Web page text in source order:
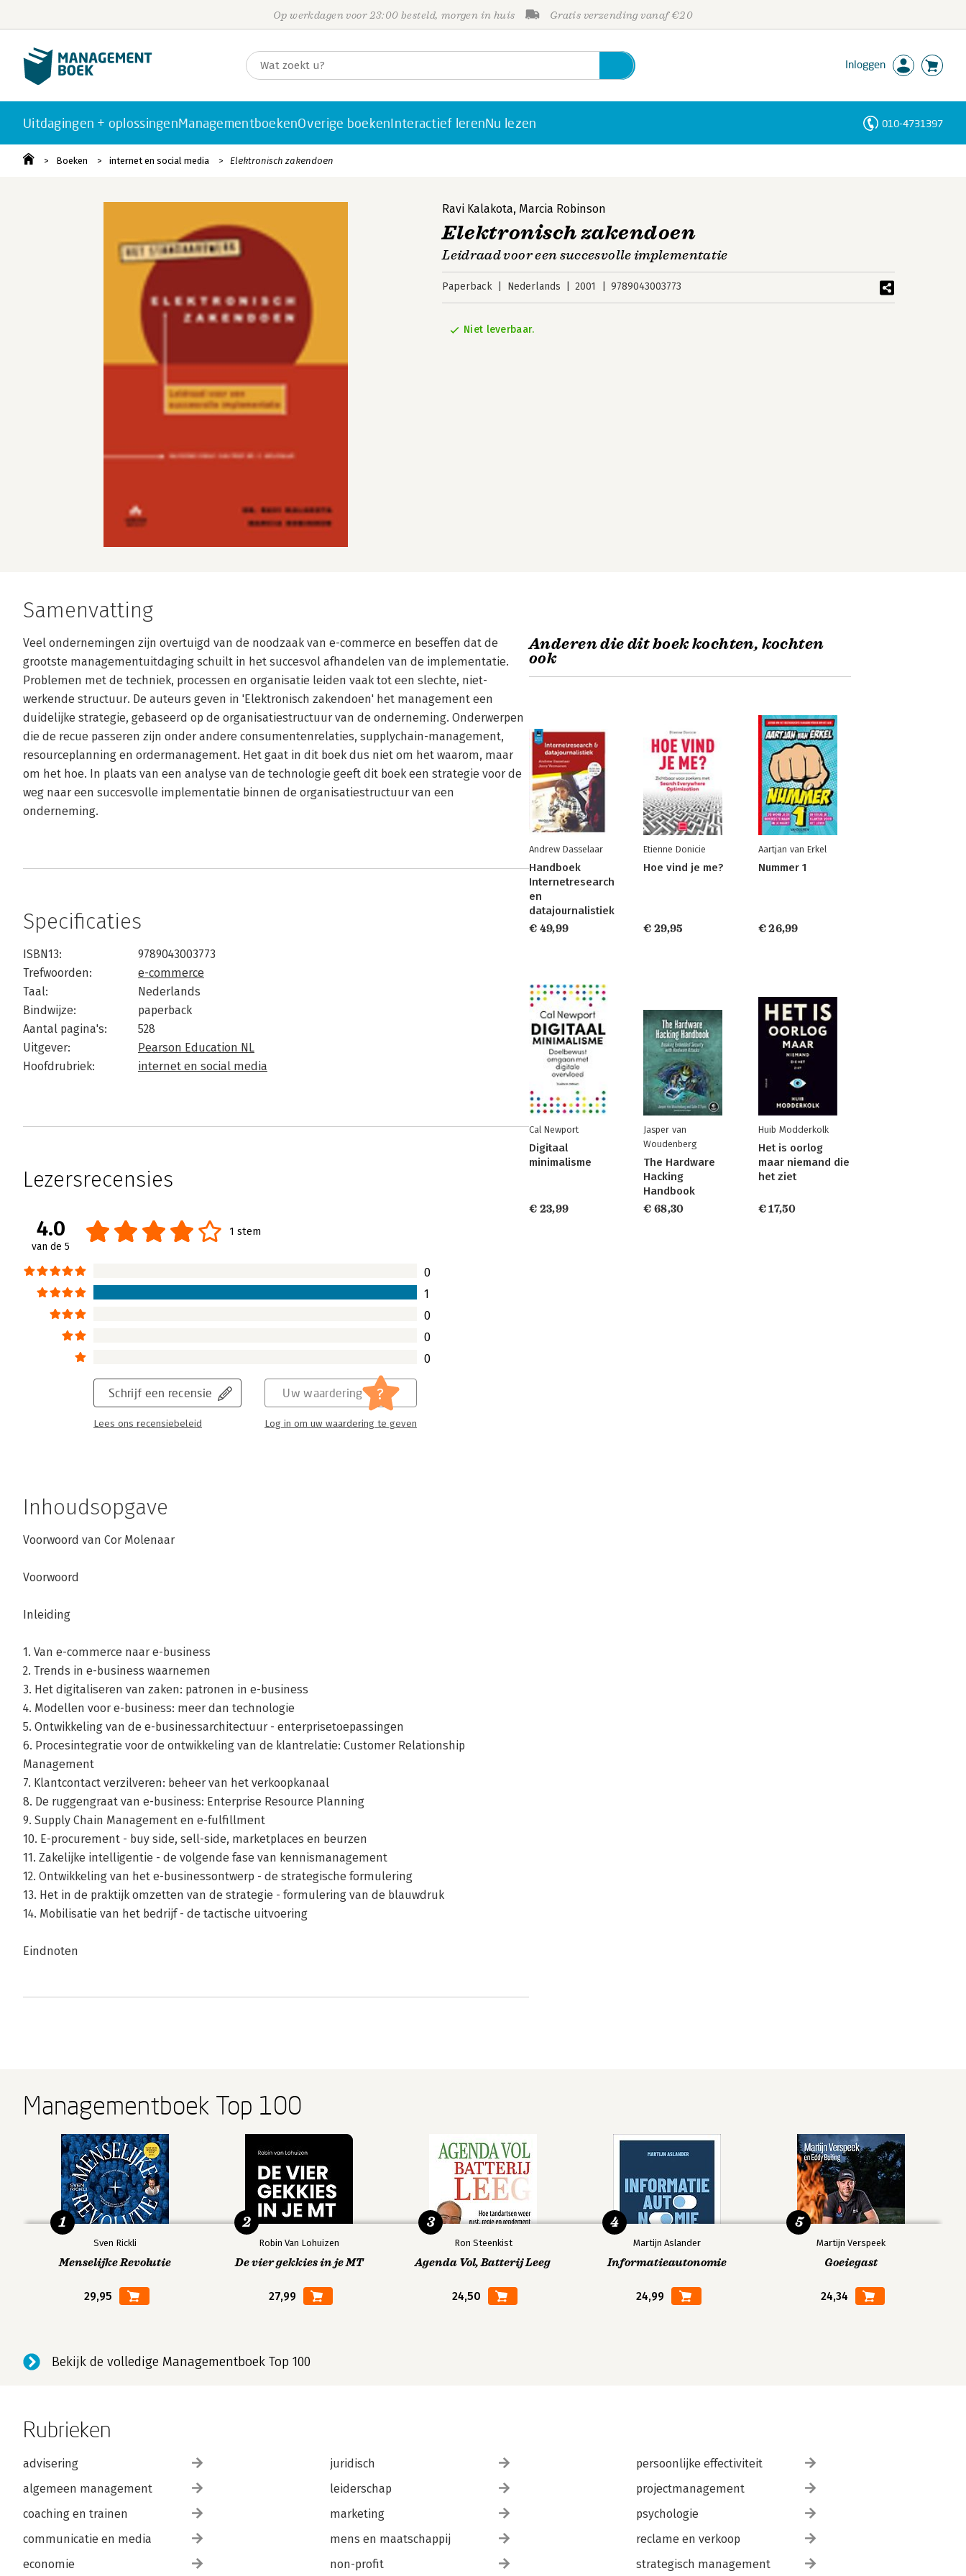
Op werkdagen voor 23:00 besteld, morgen in huis Gratis verzending vanaf €20
Inloggen
Uitdagingen + oplossingenManagementboekenOverige boekenInteractief lerenNu lezen 010-4731397
Boeken internet en social media Elektronisch zakendoen
Ravi Kalakota, Marcia Robinson
Elektronisch zakendoen
Leidraad voor een succesvolle implementatie
Paperback Nederlands 2001 9789043003773
Niet leverbaar.
Samenvatting
Veel ondernemingen zijn overtuigd van de noodzaak van e-commerce en beseffen dat de
grootste managementuitdaging schuilt in het succesvol afhandelen van de implementatie.
Problemen met de techniek, processen en organisatie leiden vaak tot een slechte, niet-
werkende structuur. De auteurs geven in 'Elektronisch zakendoen' het management een
duidelijke strategie, gebaseerd op de organisatiestructuur van de onderneming. Onderwerpen
die de recue passeren zijn onder andere consumentenrelaties, supplychain-management,
resourceplanning en ordermanagement. Het gaat in dit boek dus niet om het waarom, maar
om het hoe. In plaats van een analyse van de technologie geeft dit boek een strategie voor de
weg naar een succesvolle implementatie binnen de organisatiestructuur van een
onderneming.
Specificaties
ISBN13:
9789043003773
Trefwoorden:
e-commerce
Taal:
Nederlands
Bindwijze:
paperback
Aantal pagina's:
528
Uitgever:
Pearson Education NL
Hoofdrubriek:
internet en social media
Lezersrecensies
4.0
van de 5
1 stem
0
1
0
0
0
Schrijf een recensie
Lees ons recensiebeleid
Uw waardering ?
Log in om uw waardering te geven
Inhoudsopgave
Voorwoord van Cor Molenaar
Voorwoord
Inleiding
1. Van e-commerce naar e-business
2. Trends in e-business waarnemen
3. Het digitaliseren van zaken: patronen in e-business
4. Modellen voor e-business: meer dan technologie
5. Ontwikkeling van de e-businessarchitectuur - enterprisetoepassingen
6. Procesintegratie voor de ontwikkeling van de klantrelatie: Customer Relationship
Management
7. Klantcontact verzilveren: beheer van het verkoopkanaal
8. De ruggengraat van e-business: Enterprise Resource Planning
9. Supply Chain Management en e-fulfillment
10. E-procurement - buy side, sell-side, marketplaces en beurzen
11. Zakelijke intelligentie - de volgende fase van kennismanagement
12. Ontwikkeling van het e-businessontwerp - de strategische formulering
13. Het in de praktijk omzetten van de strategie - formulering van de blauwdruk
14. Mobilisatie van het bedrijf - de tactische uitvoering
Eindnoten
Anderen die dit boek kochten, kochten
ook
Andrew Dasselaar
Handboek
Internetresearch
en
datajournalistiek
€ 49,99
Etienne Donicie
Hoe vind je me?
€ 29,95
Aartjan van Erkel
Nummer 1
€ 26,99
Cal Newport
Digitaal
minimalisme
€ 23,99
Jasper van
Woudenberg
The Hardware
Hacking
Handbook
€ 68,30
Huib Modderkolk
Het is oorlog
maar niemand die
het ziet
€ 17,50
Managementboek Top 100
Sven Rickli
Menselijke Revolutie
29,95
1
Robin Van Lohuizen
De vier gekkies in je MT
27,99
2
Ron Steenkist
Agenda Vol, Batterij Leeg
24,50
3
Martijn Aslander
Informatieautonomie
24,99
4
Martijn Verspeek
Goeiegast
24,34
5
Bekijk de volledige Managementboek Top 100
Rubrieken
advisering
algemeen management
coaching en trainen
communicatie en media
economie
juridisch
leiderschap
marketing
mens en maatschappij
non-profit
persoonlijke effectiviteit
projectmanagement
psychologie
reclame en verkoop
strategisch management
Personen